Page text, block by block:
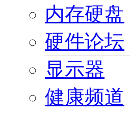
内存硬盘
硬件论坛
显示器
健康频道